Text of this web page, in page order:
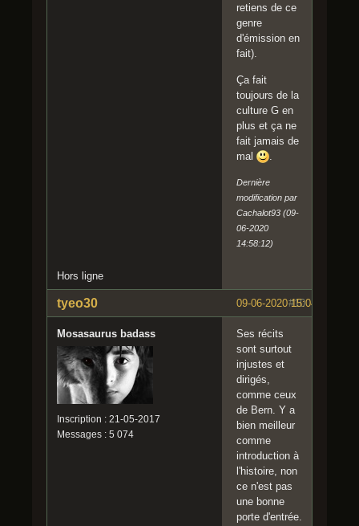
retiens de ce
genre
d'émission en
fait).
Ça fait
toujours de la
culture G en
plus et ça ne
fait jamais de
mal
Dernière
modification par
Cachalot93 (09-
06-2020
14:58:12)
Hors ligne
#10
09-06-2020 15:04:14
tyeo30
Mosasaurus badass
Inscription : 21-05-2017
Messages : 5 074
Ses récits
sont surtout
injustes et
dirigés,
comme ceux
de Bern. Y a
bien meilleur
comme
introduction à
l'histoire, non
ce n'est pas
une bonne
porte d'entrée.